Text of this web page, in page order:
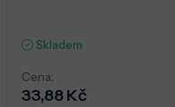
Skladem
Cena:
33,88 Kč